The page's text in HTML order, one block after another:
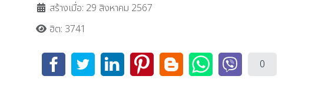
สร้างเมื่อ: 29 สิงหาคม 2567
ฮิต: 3741
0